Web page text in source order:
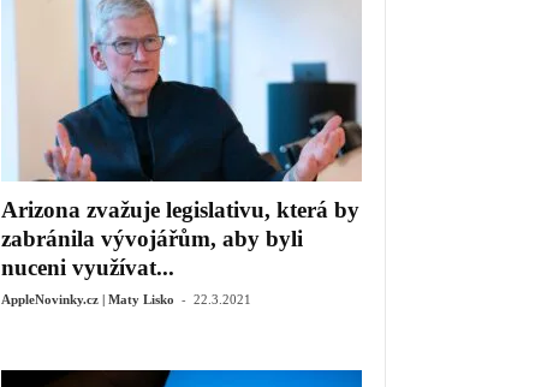
Arizona zvažuje legislativu, která by
zabránila vývojářům, aby byli
nuceni využívat...
AppleNovinky.cz | Maty Lisko - 22.3.2021